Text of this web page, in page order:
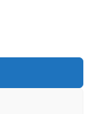
mojstra Andreja